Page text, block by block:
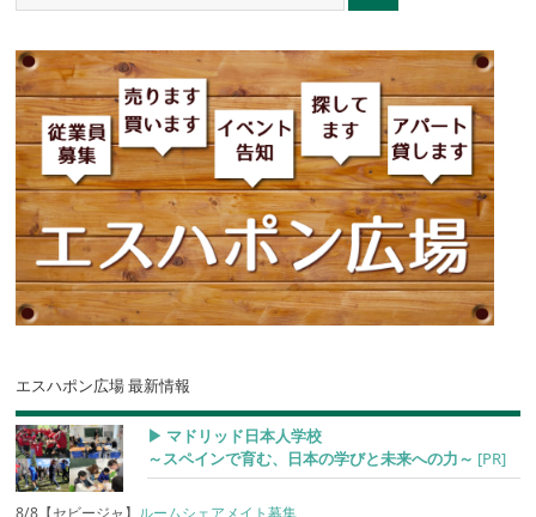
エスハポン広場 最新情報
▶︎ マドリッド日本人学校
～スペインで育む、日本の学びと未来への力～ [PR]
8/8【セビージャ】 ルームシェアメイト募集